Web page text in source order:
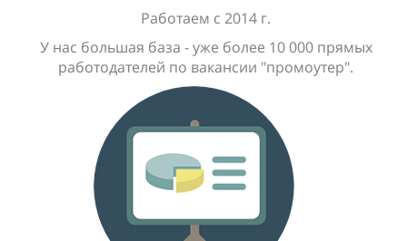
Работаем с 2014 г.
У нас большая база - уже более 10 000 прямых
работодателей по вакансии "промоутер".